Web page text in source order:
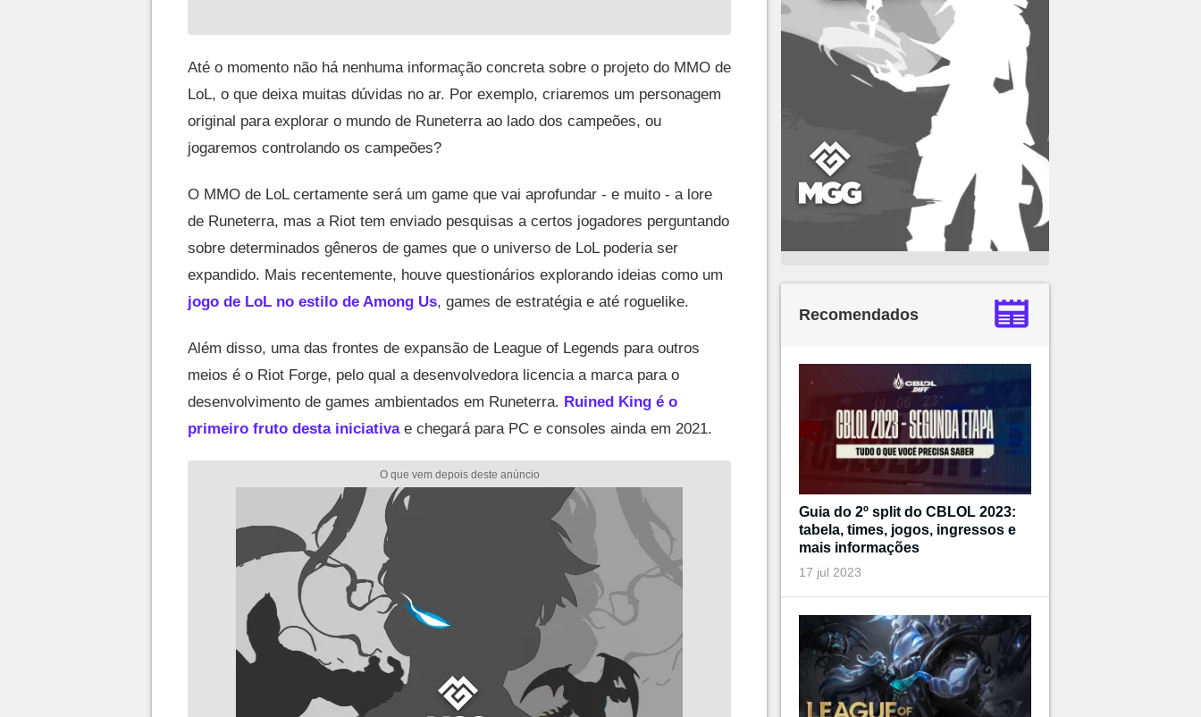
Até o momento não há nenhuma informação concreta sobre o projeto do MMO de
LoL, o que deixa muitas dúvidas no ar. Por exemplo, criaremos um personagem
original para explorar o mundo de Runeterra ao lado dos campeões, ou
jogaremos controlando os campeões?
O MMO de LoL certamente será um game que vai aprofundar - e muito - a lore
de Runeterra, mas a Riot tem enviado pesquisas a certos jogadores perguntando
sobre determinados gêneros de games que o universo de LoL poderia ser
expandido. Mais recentemente, houve questionários explorando ideias como um
jogo de LoL no estilo de Among Us, games de estratégia e até roguelike.
Além disso, uma das frontes de expansão de League of Legends para outros
meios é o Riot Forge, pelo qual a desenvolvedora licencia a marca para o
desenvolvimento de games ambientados em Runeterra. Ruined King é o
primeiro fruto desta iniciativae chegará para PC e consoles ainda em 2021.
Recomendados
Guia do 2º split do CBLOL 2023:
tabela, times, jogos, ingressos e
mais informações
17 jul 2023